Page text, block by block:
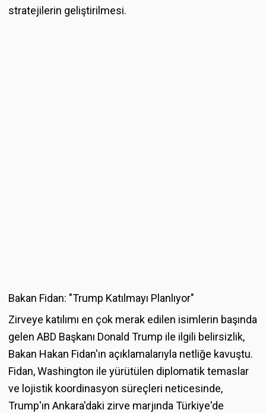
stratejilerin geliştirilmesi.
Bakan Fidan: "Trump Katılmayı Planlıyor"
Zirveye katılımı en çok merak edilen isimlerin başında
gelen ABD Başkanı Donald Trump ile ilgili belirsizlik,
Bakan Hakan Fidan'ın açıklamalarıyla netliğe kavuştu.
Fidan, Washington ile yürütülen diplomatik temaslar
ve lojistik koordinasyon süreçleri neticesinde,
Trump'ın Ankara'daki zirve marjında Türkiye'de